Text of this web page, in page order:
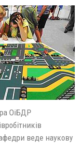
ОіБДР
веде наукову